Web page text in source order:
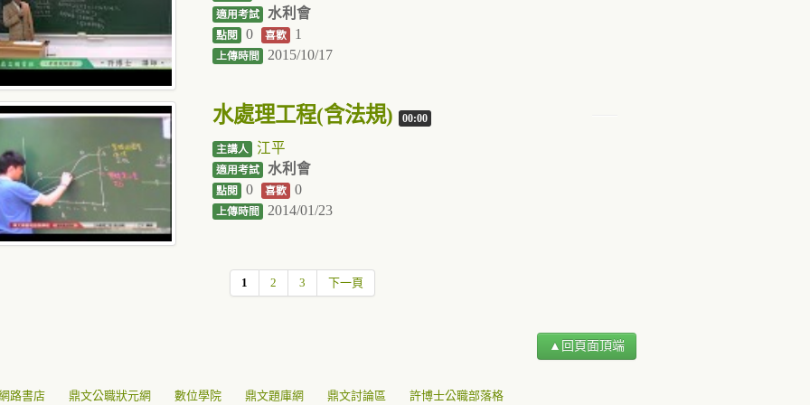
適用考試 水利會
點閱 0 喜歡 1
上傳時間 2015/10/17
水處理工程(含法規) 00:00
主講人 江平
適用考試 水利會
點閱 0 喜歡 0
上傳時間 2014/01/23
1 2 3 下一頁
▲回頁面頂端
路書店 鼎文公職狀元網 數位學院 鼎文題庫網 鼎文討論區 許博士公職部落格